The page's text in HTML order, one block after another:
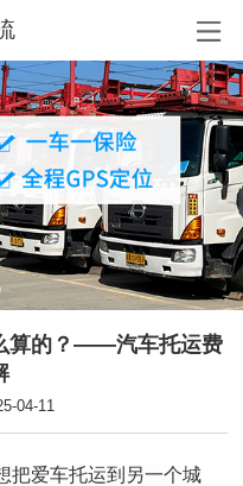
算的？——汽车托运费
04-11
把爱车托运到另一个城